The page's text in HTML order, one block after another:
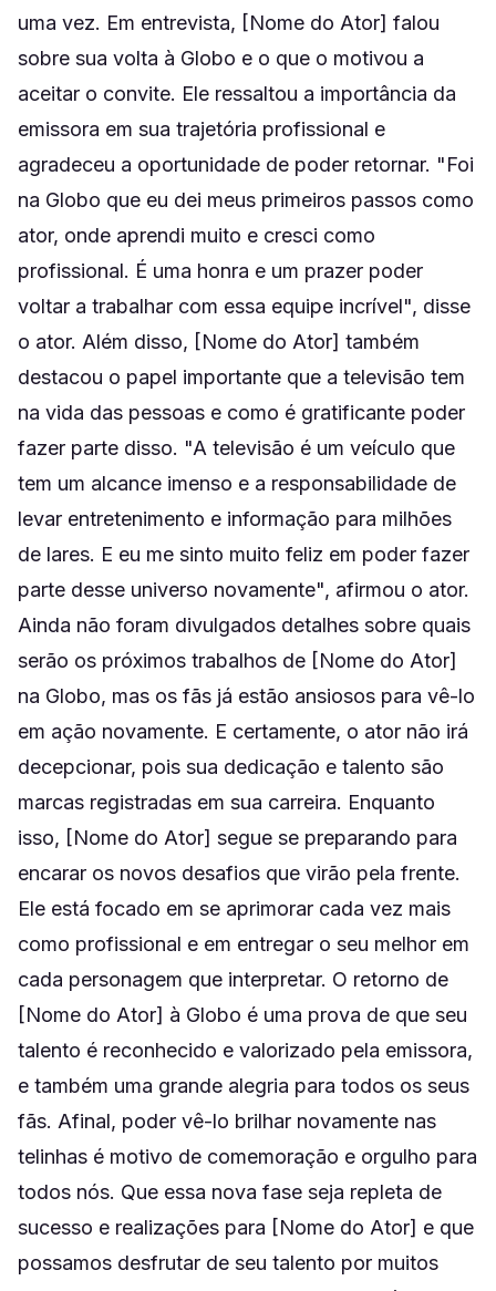
uma vez. Em entrevista, [Nome do Ator] falou
sobre sua volta à Globo e o que o motivou a
aceitar o convite. Ele ressaltou a importância da
emissora em sua trajetória profissional e
agradeceu a oportunidade de poder retornar. "Foi
na Globo que eu dei meus primeiros passos como
ator, onde aprendi muito e cresci como
profissional. É uma honra e um prazer poder
voltar a trabalhar com essa equipe incrível", disse
o ator. Além disso, [Nome do Ator] também
destacou o papel importante que a televisão tem
na vida das pessoas e como é gratificante poder
fazer parte disso. "A televisão é um veículo que
tem um alcance imenso e a responsabilidade de
levar entretenimento e informação para milhões
de lares. E eu me sinto muito feliz em poder fazer
parte desse universo novamente", afirmou o ator.
Ainda não foram divulgados detalhes sobre quais
serão os próximos trabalhos de [Nome do Ator]
na Globo, mas os fãs já estão ansiosos para vê-lo
em ação novamente. E certamente, o ator não irá
decepcionar, pois sua dedicação e talento são
marcas registradas em sua carreira. Enquanto
isso, [Nome do Ator] segue se preparando para
encarar os novos desafios que virão pela frente.
Ele está focado em se aprimorar cada vez mais
como profissional e em entregar o seu melhor em
cada personagem que interpretar. O retorno de
[Nome do Ator] à Globo é uma prova de que seu
talento é reconhecido e valorizado pela emissora,
e também uma grande alegria para todos os seus
fãs. Afinal, poder vê-lo brilhar novamente nas
telinhas é motivo de comemoração e orgulho para
todos nós. Que essa nova fase seja repleta de
sucesso e realizações para [Nome do Ator] e que
possamos desfrutar de seu talento por muitos